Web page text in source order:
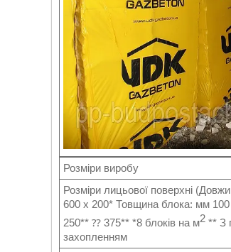
Розміри виробу
Розміри лицьової поверхні
600 x 200* Товщина блока: мм
250** ⁇ 375** *8 блоків на м2 ** З
захопленням